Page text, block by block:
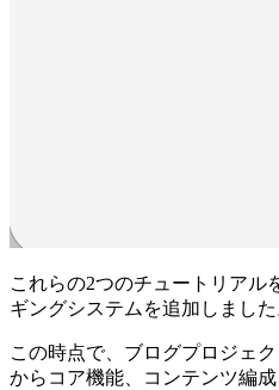
これらの2つのチュートリアル
ギングシステムを追加しました
この時点で、ブログプロジェ
からコア機能、コンテンツ編